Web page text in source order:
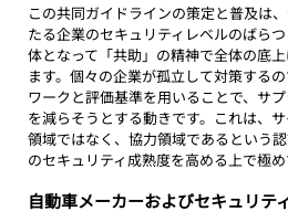
この共同ガイドラインの策定と普及は
たる企業のセキュリティレベルのばら
体となって「共助」の精神で全体の底
ます。個々の企業が孤立して対策する
ワークと評価基準を用いることで、サ
を減らそうとする動きです。これは、
領域ではなく、協力領域であるという
のセキュリティ成熟度を高める上で極め
自動車メーカーおよびセキュリテ